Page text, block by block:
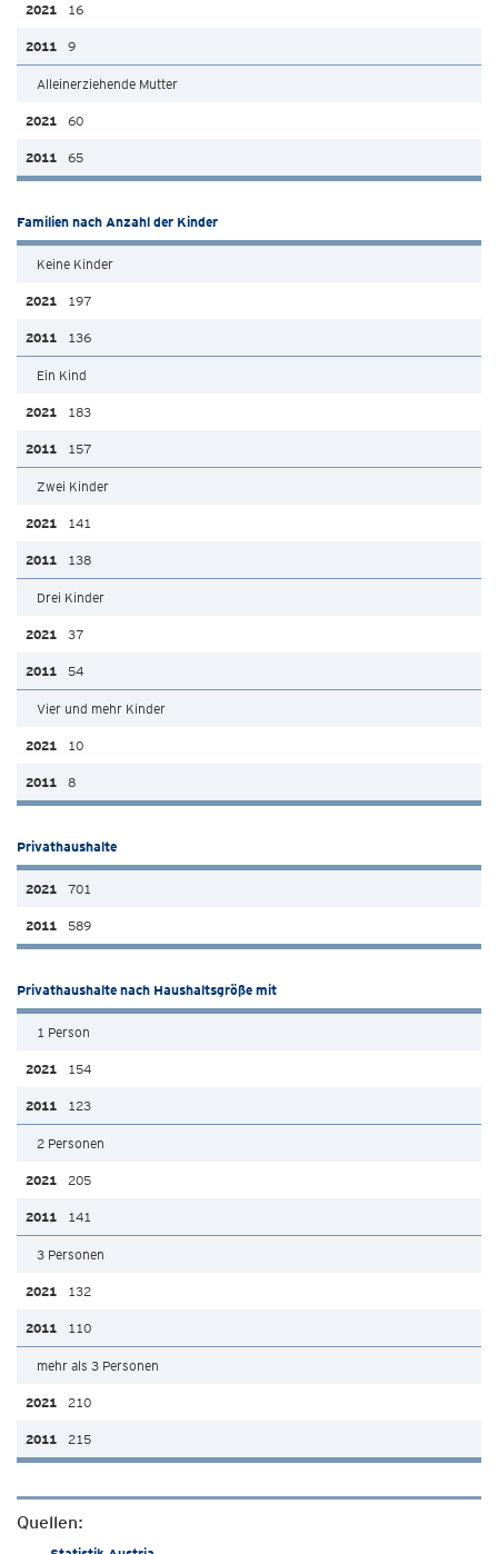
16
9
Alleinerziehende Mutter
60
65
Familien nach Anzahl der Kinder
Keine Kinder
197
136
Ein Kind
183
157
Zwei Kinder
141
138
Drei Kinder
37
54
Vier und mehr Kinder
10
8
Privathaushalte
701
589
Privathaushalte nach Haushaltsgröße mit
1 Person
154
123
2 Personen
205
141
3 Personen
132
110
mehr als 3 Personen
210
215
Quellen: